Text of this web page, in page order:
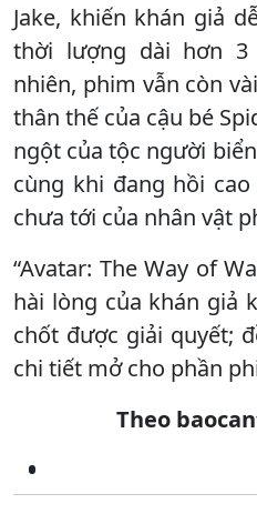
Jake, khiến khán giả
thời lượng dài hơn 3
nhiên, phim vẫn còn
thân thế của cậu bé
ngột của tộc người
cùng khi đang hồi
chưa tới của nhân vật
“Avatar: The Way of
hài lòng của khán giả
chốt được giải quyết;
chi tiết mở cho phần
Theo